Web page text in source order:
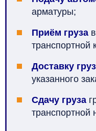
арматуры;
Приём груза
транспортной
Доставку
указанного
Сдачу груза
транспортной